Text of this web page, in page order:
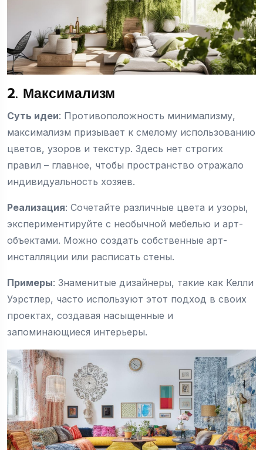
2. Максимализм
Суть идеи: Противоположность минимализму,
максимализм призывает к смелому использованию
цветов, узоров и текстур. Здесь нет строгих
правил – главное, чтобы пространство отражало
индивидуальность хозяев.
Реализация: Сочетайте различные цвета и узоры,
экспериментируйте с необычной мебелью и арт-
объектами. Можно создать собственные арт-
инсталляции или расписать стены.
Примеры: Знаменитые дизайнеры, такие как Келли
Уэрстлер, часто используют этот подход в своих
проектах, создавая насыщенные и
запоминающиеся интерьеры.